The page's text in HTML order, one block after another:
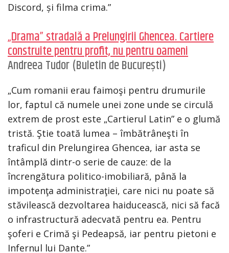
Discord, și filma crima.”
„Drama” stradală a Prelungirii Ghencea. Cartiere
construite pentru profit, nu pentru oameni
Andreea Tudor (Buletin de București)
„Cum romanii erau faimoşi pentru drumurile
lor, faptul că numele unei zone unde se circulă
extrem de prost este „Cartierul Latin” e o glumă
tristă. Ştie toată lumea – îmbătrâneşti în
traficul din Prelungirea Ghencea, iar asta se
întâmplă dintr-o serie de cauze: de la
încrengătura politico-imobiliară, până la
impotenţa administraţiei, care nici nu poate să
stăvilească dezvoltarea haiducească, nici să facă
o infrastructură adecvată pentru ea. Pentru
şoferi e Crimă şi Pedeapsă, iar pentru pietoni e
Infernul lui Dante.”